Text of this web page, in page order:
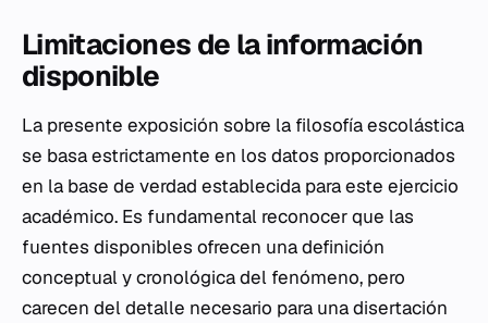
Limitaciones de la información
disponible
La presente exposición sobre la filosofía escolástica
se basa estrictamente en los datos proporcionados
en la base de verdad establecida para este ejercicio
académico. Es fundamental reconocer que las
fuentes disponibles ofrecen una definición
conceptual y cronológica del fenómeno, pero
carecen del detalle necesario para una disertación